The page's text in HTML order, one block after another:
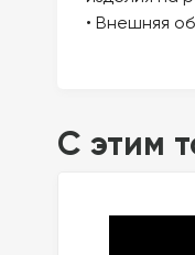
• Внешняя
C этим